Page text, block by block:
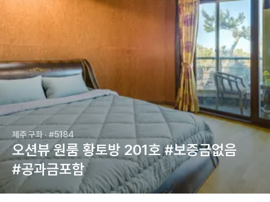
제주 구좌 · #5184
오션뷰 원룸 황토방 201호 #보증금없음
#공과금포함